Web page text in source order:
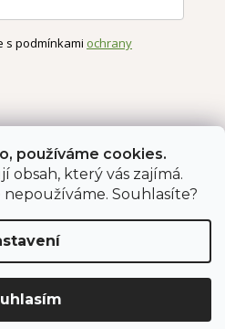
používáme cookies.
obsah, který vás zajímá.
Souhlasíte?
s podmínkami ochrany
Obchodní podmínky
ochrany údajů
Premium
nad Ohří s.r.o.